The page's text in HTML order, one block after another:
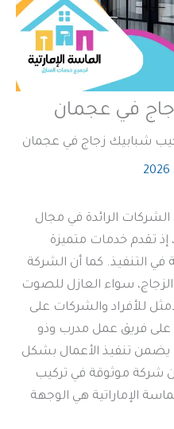
في عجمان
شبابيك زجاج في عجمان
الرائدة في مجال
تقدم خدمات متميزة
في التنفيذ. كما أن الشركة
سواء العازل للصوت
للأفراد والشركات على
على فريق عمل مدرب وذو
يضمن تنفيذ الأعمال بشكل
شركة موثوقة في تركيب
الإماراتية هي الوجهة